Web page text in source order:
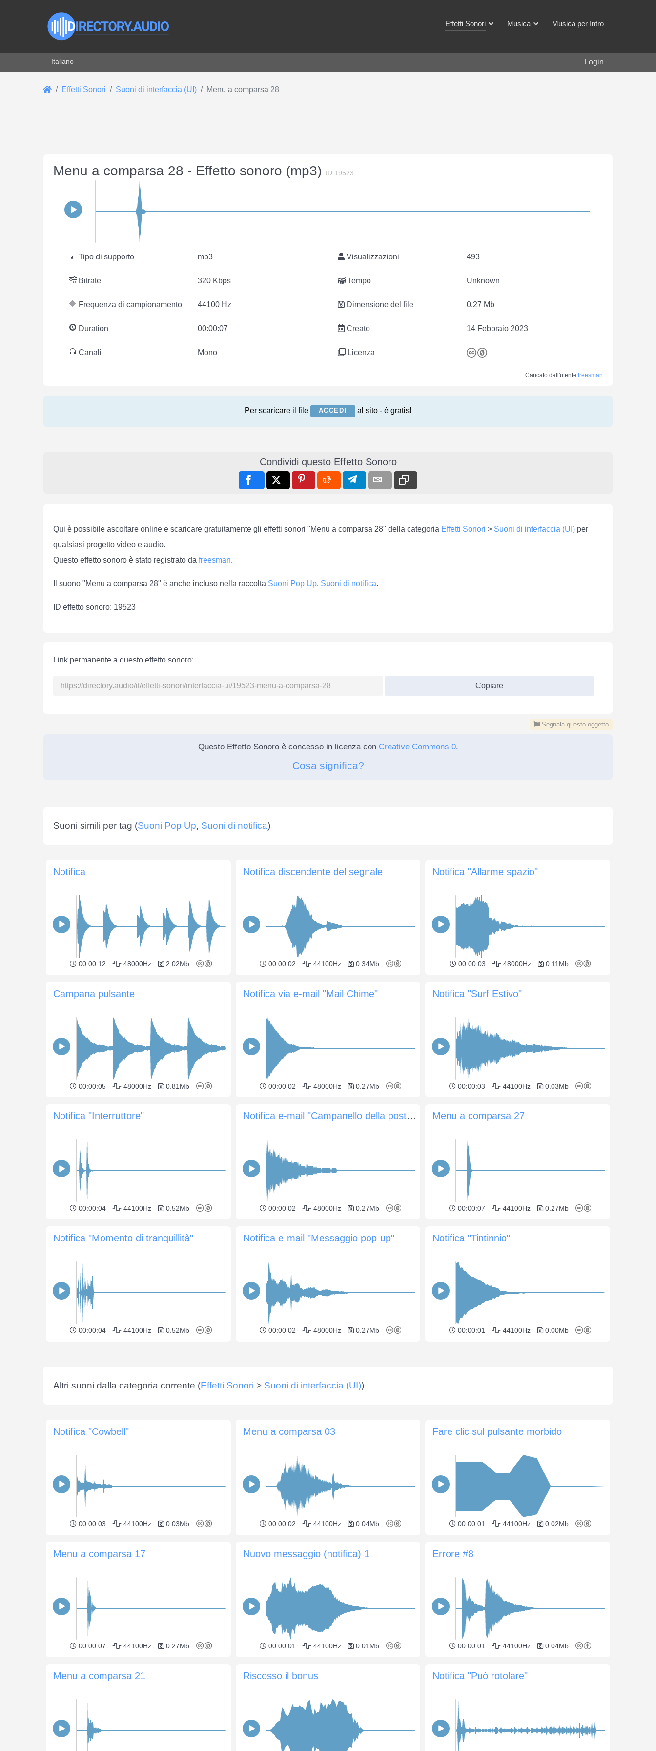
Effetti Sonori Musica Musica per Intro
Seleziona la tua lingua
Italiano Login
Effetti Sonori Suoni di interfaccia (UI) Menu a comparsa 28
Menu a comparsa 28 - Effetto sonoro (mp3) ID:19523
Tipo di supporto mp3
Bitrate 320 Kbps
Frequenza di campionamento 44100 Hz
Duration 00:00:07
Canali Mono
Visualizzazioni 493
Tempo Unknown
Dimensione del file 0.27 Mb
Creato 14 Febbraio 2023
Licenza
Caricato dall'utente freesman
Per scaricare il file ACCEDI al sito - è gratis!
Condividi questo Effetto Sonoro
Qui è possibile ascoltare online e scaricare gratuitamente gli effetti sonori "Menu a comparsa 28" della categoria Effetti Sonori > Suoni di interfaccia (UI) per
qualsiasi progetto video e audio.
Questo effetto sonoro è stato registrato da freesman.
Il suono "Menu a comparsa 28" è anche incluso nella raccolta Suoni Pop Up, Suoni di notifica.
ID effetto sonoro: 19523
Link permanente a questo effetto sonoro:
Copiare
Segnala questo oggetto
Questo Effetto Sonoro è concesso in licenza con Creative Commons 0.
Cosa significa?
Suoni simili per tag (Suoni Pop Up, Suoni di notifica)
Notifica
00:00:12 48000Hz 2.02Mb
Notifica discendente del segnale
00:00:02 44100Hz 0.34Mb
Notifica "Allarme spazio"
00:00:03 48000Hz 0.11Mb
Campana pulsante
00:00:05 48000Hz 0.81Mb
Notifica via e-mail "Mail Chime"
00:00:02 48000Hz 0.27Mb
Notifica "Surf Estivo"
00:00:03 44100Hz 0.03Mb
Notifica "Interruttore"
00:00:04 44100Hz 0.52Mb
Notifica e-mail "Campanello della posta in arrivo"
00:00:02 48000Hz 0.27Mb
Menu a comparsa 27
00:00:07 44100Hz 0.27Mb
Notifica "Momento di tranquillità"
00:00:04 44100Hz 0.52Mb
Notifica e-mail "Messaggio pop-up"
00:00:02 48000Hz 0.27Mb
Notifica "Tintinnio"
00:00:01 44100Hz 0.00Mb
Altri suoni dalla categoria corrente (Effetti Sonori > Suoni di interfaccia (UI))
Notifica "Cowbell"
00:00:03 44100Hz 0.03Mb
Menu a comparsa 03
00:00:02 44100Hz 0.04Mb
Fare clic sul pulsante morbido
00:00:01 44100Hz 0.02Mb
Menu a comparsa 17
00:00:07 44100Hz 0.27Mb
Nuovo messaggio (notifica) 1
00:00:01 44100Hz 0.01Mb
Errore #8
00:00:01 44100Hz 0.04Mb
Menu a comparsa 21 Riscosso il bonus Notifica "Può rotolare"